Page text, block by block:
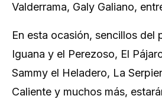
Valderrama, Galy Galiano,
En esta ocasión, sencillos del
Iguana y el Perezoso, El
Sammy el Heladero, La
Caliente y muchos más,